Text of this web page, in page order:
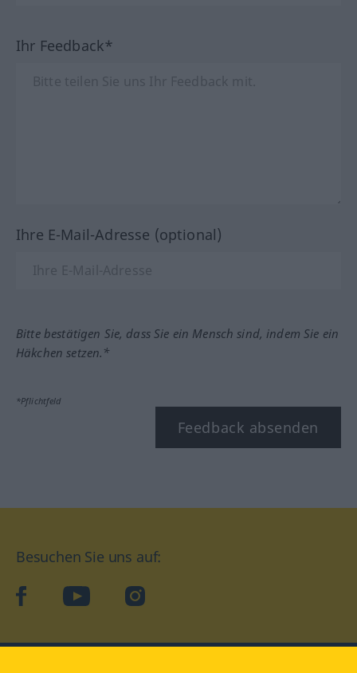
Ihr Feedback*
Ihre E-Mail-Adresse (optional)
Bitte bestätigen Sie, dass Sie ein Mensch sind, indem Sie ein
Häkchen setzen.*
*Pflichtfeld
Feedback absenden
Besuchen Sie uns auf:
facebookYouTube Instagram